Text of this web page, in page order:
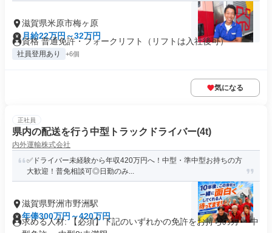
滋賀県米原市梅ヶ原
月給22万円～32万円
資格 普通免許・フォークリフト（リフトは入社後可）
社員登用あり +6個
気になる
正社員
県内の配送を行う中型トラックドライバー(4t)
内外運輸株式会社
✅ドライバー未経験から年収420万円へ！中型・準中型お持ちの方
大歓迎！普免相談可◎日勤のみ...
滋賀県野洲市野洲駅
年俸300万円～420万円
求める人材: 【必須】下記のいずれかの免許をお持ちの方 ・中